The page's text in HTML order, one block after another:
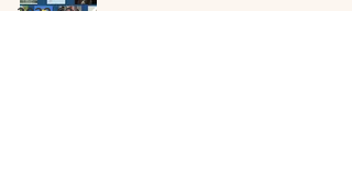
2022.03